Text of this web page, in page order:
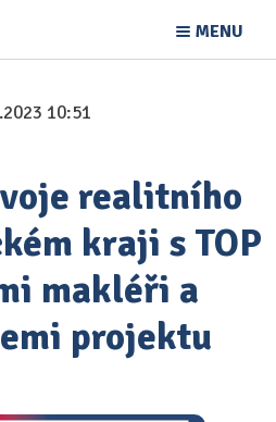
MENU
10:51
realitního
kraji s TOP
makléři a
projektu